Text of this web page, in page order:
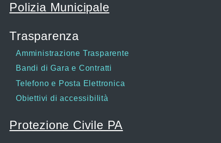
Polizia Municipale
Trasparenza
Amministrazione Trasparente
Bandi di Gara e Contratti
Telefono e Posta Elettronica
Obiettivi di accessibilità
Protezione Civile PA